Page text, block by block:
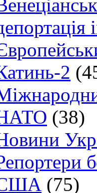
2
(38)
(75)